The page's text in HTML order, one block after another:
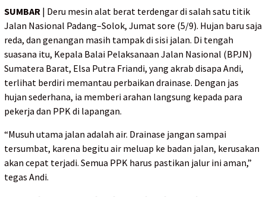
SUMBAR | Deru mesin alat berat terdengar di salah satu titik
Jalan Nasional Padang–Solok, Jumat sore (5/9). Hujan baru saja
reda, dan genangan masih tampak di sisi jalan. Di tengah
suasana itu, Kepala Balai Pelaksanaan Jalan Nasional (BPJN)
Sumatera Barat, Elsa Putra Friandi, yang akrab disapa Andi,
terlihat berdiri memantau perbaikan drainase. Dengan jas
hujan sederhana, ia memberi arahan langsung kepada para
pekerja dan PPK di lapangan.
“Musuh utama jalan adalah air. Drainase jangan sampai
tersumbat, karena begitu air meluap ke badan jalan, kerusakan
akan cepat terjadi. Semua PPK harus pastikan jalur ini aman,”
tegas Andi.